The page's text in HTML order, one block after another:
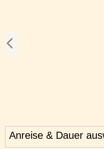
Anreise & Dauer